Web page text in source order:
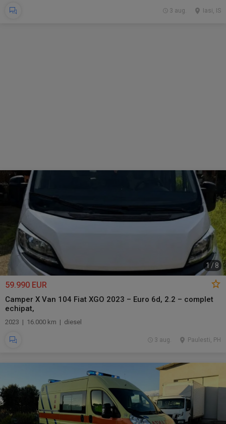
Iasi, IS
3 aug.
1/ 8
59.990 EUR
Camper X Van 104 Fiat XGO 2023 – Euro 6d, 2.2 – complet
echipat,
2023 | 16.000 km | diesel
Paulesti, PH
3 aug.